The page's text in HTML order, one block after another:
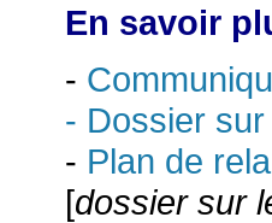
En savoir
-
- Dossier
- Plan de
[dossier sur